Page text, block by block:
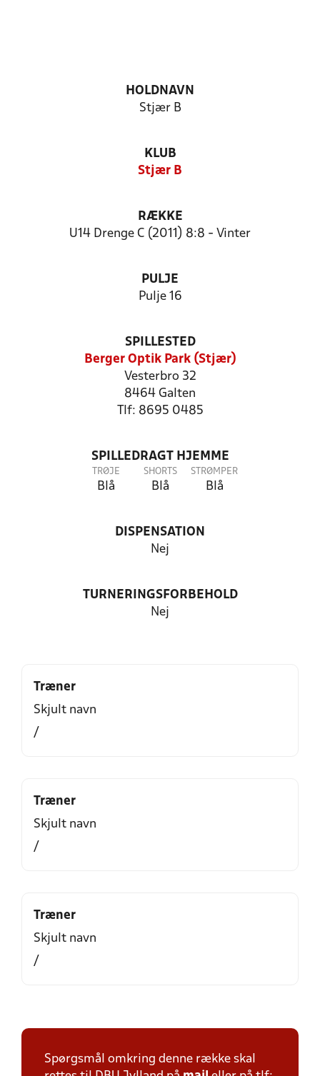
HOLDNAVN
Stjær B
KLUB
Stjær B
RÆKKE
U14 Drenge C (2011) 8:8 - Vinter
PULJE
Pulje 16
SPILLESTED
Berger Optik Park (Stjær)
Vesterbro 32
8464 Galten
Tlf: 8695 0485
SPILLEDRAGT HJEMME
TRØJE
Blå
SHORTS
Blå
STRØMPER
Blå
DISPENSATION
Nej
TURNERINGSFORBEHOLD
Nej
Træner
Skjult navn
/
Træner
Skjult navn
/
Træner
Skjult navn
/
Spørgsmål omkring denne række skal